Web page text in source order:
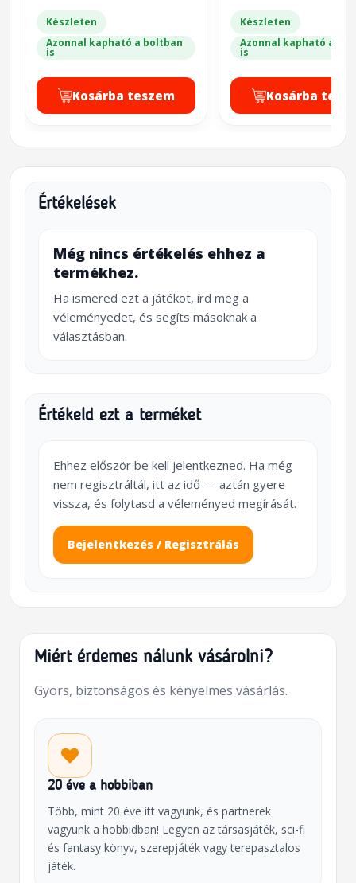
Készleten
Azonnal kapható a boltban
is
Kosárba teszem
Készleten
Azonnal kapható a
is
Kosárba
Értékelések
Még nincs értékelés ehhez a
termékhez.
Ha ismered ezt a játékot, írd meg a
véleményedet, és segíts másoknak a
választásban.
Értékeld ezt a terméket
Ehhez először be kell jelentkezned. Ha még
nem regisztráltál, itt az idő — aztán gyere
vissza, és folytasd a véleményed megírását.
Bejelentkezés / Regisztrálás
Miért érdemes nálunk vásárolni?
Gyors, biztonságos és kényelmes vásárlás.
20 éve a hobbiban
Több, mint 20 éve itt vagyunk, és partnerek
vagyunk a hobbidban! Legyen az társasjáték, sci-fi
és fantasy könyv, szerepjáték vagy terepasztalos
játék.